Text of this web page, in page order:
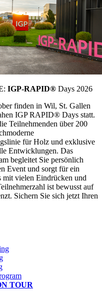
IGP-RAPID® Days 2026
finden in Wil, St. Gallen
IGP RAPID® Days statt.
Teilnehmenden über 200
für Holz und exklusive
Entwicklungen. Das
begleitet Sie persönlich
Event und sorgt für ein
mit vielen Eindrücken und
ist bewusst auf
Sichern Sie sich jetzt Ihren
TOUR